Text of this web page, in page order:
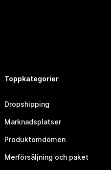
Toppkategorier
Dropshipping
Marknadsplatser
Produktomdömen
Merförsäljning och paket